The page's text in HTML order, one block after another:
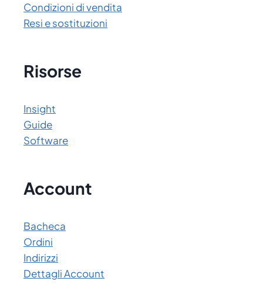
Condizioni di vendita
Resi e sostituzioni
Risorse
Insight
Guide
Software
Account
Bacheca
Ordini
Indirizzi
Dettagli Account